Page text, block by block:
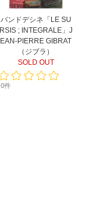
バンドデシネ「LE SU
RSIS ; INTEGRALE」J
EAN-PIERRE GIBRAT
（ジブラ）
SOLD OUT
0件